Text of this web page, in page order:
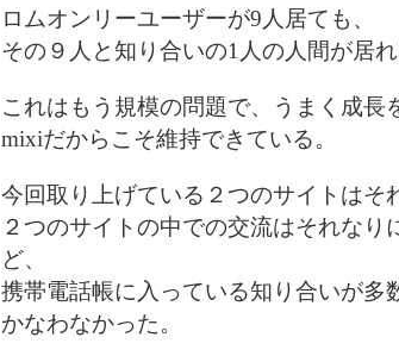
ロムオンリーユーザーが9人居ても、
その９人と知り合いの1人の人間が居
これはもう規模の問題で、うまく成長
mixiだからこそ維持できている。
今回取り上げている２つのサイトはそ
２つのサイトの中での交流はそれな
ど、
携帯電話帳に入っている知り合いが多
かなわなかった。